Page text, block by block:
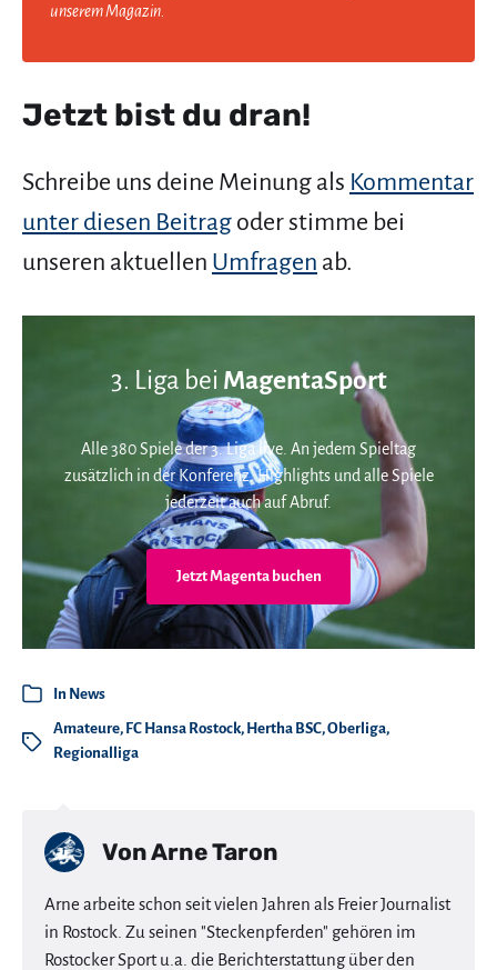
unserem Magazin.
Jetzt bist du dran!
Schreibe uns deine Meinung als Kommentar
unter diesen Beitrag oder stimme bei
unseren aktuellen Umfragen ab.
3. Liga bei MagentaSport
Alle 380 Spiele der 3. Liga live. An jedem Spieltag
zusätzlich in der Konferenz. Highlights und alle Spiele
jederzeit auch auf Abruf.
Jetzt Magenta buchen
In News
Amateure, FC Hansa Rostock, Hertha BSC,Oberliga,
Regionalliga
VonArne Taron
Arne arbeite schon seit vielen Jahren als Freier Journalist
in Rostock. Zu seinen "Steckenpferden" gehören im
Rostocker Sport u.a. die Berichterstattung über den